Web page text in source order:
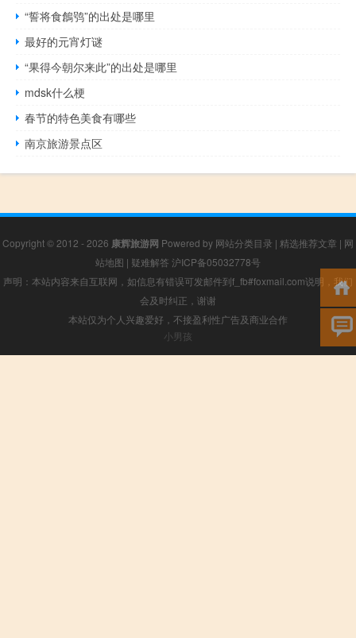
“誓将食鶬鸮”的出处是哪里
最好的元宵灯谜
“果得今朝尔来此”的出处是哪里
mdsk什么梗
春节的特色美食有哪些
南京旅游景点区
Copyright © 2012 - 2026 康辉旅游网 Powered by 网站分类目录 | 精选推荐文章 | 网
站地图 | 疑难解答 沪ICP备05032778号
声明：本站内容来自互联网，如信息有错误可发邮件到f_fb#foxmail.com说明，我们
会及时纠正，谢谢
本站仅为个人兴趣爱好，不接盈利性广告及商业合作
小男孩